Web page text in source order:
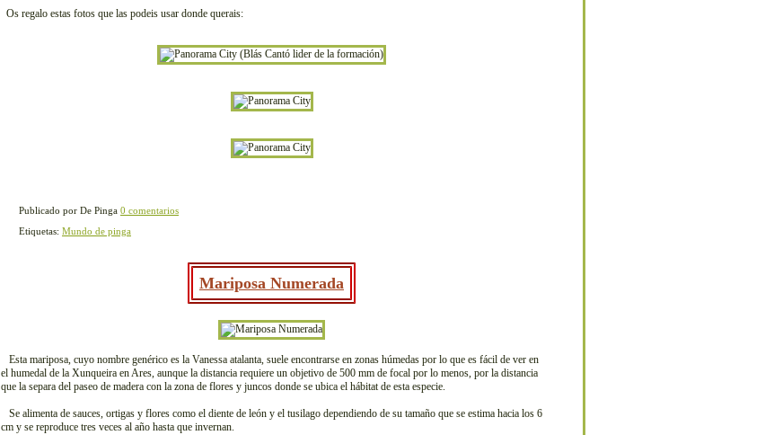
Os regalo estas fotos que las podeis usar donde querais:
Publicado por De Pinga 0 comentarios
Etiquetas: Mundo de pinga
Mariposa Numerada
Esta mariposa, cuyo nombre genérico es la Vanessa atalanta, suele encontrarse en zonas húmedas por lo que es fácil de ver en
el humedal de la Xunqueira en Ares, aunque la distancia requiere un objetivo de 500 mm de focal por lo menos, por la distancia
que la separa del paseo de madera con la zona de flores y juncos donde se ubica el hábitat de esta especie.
Se alimenta de sauces, ortigas y flores como el diente de león y el tusilago dependiendo de su tamaño que se estima hacia los 6
cm y se reproduce tres veces al año hasta que invernan.